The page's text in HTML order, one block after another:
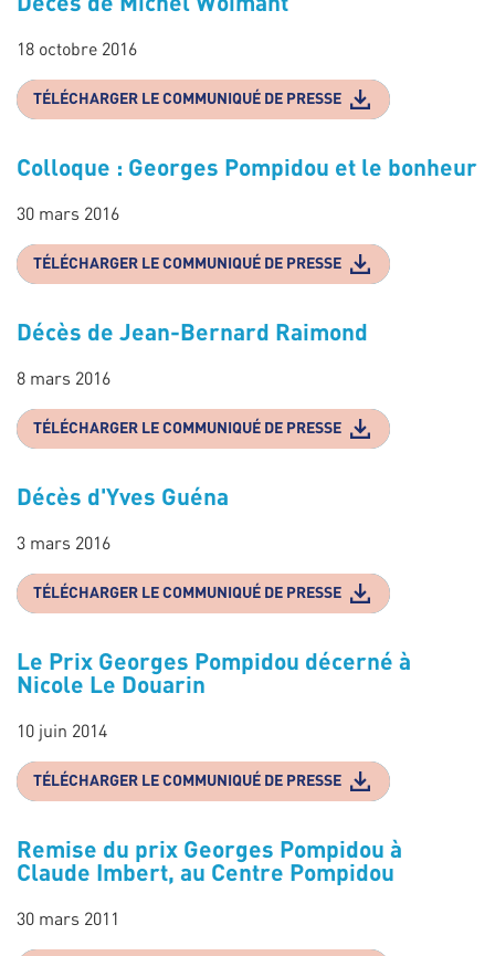
18 octobre 2016
TÉLÉCHARGER LE COMMUNIQUÉ DE PRESSE
Colloque : Georges Pompidou et le bonheur
30 mars 2016
TÉLÉCHARGER LE COMMUNIQUÉ DE PRESSE
Décès de Jean-Bernard Raimond
8 mars 2016
TÉLÉCHARGER LE COMMUNIQUÉ DE PRESSE
Décès d'Yves Guéna
3 mars 2016
TÉLÉCHARGER LE COMMUNIQUÉ DE PRESSE
Le Prix Georges Pompidou décerné à
Nicole Le Douarin
10 juin 2014
TÉLÉCHARGER LE COMMUNIQUÉ DE PRESSE
Remise du prix Georges Pompidou à
Claude Imbert, au Centre Pompidou
30 mars 2011